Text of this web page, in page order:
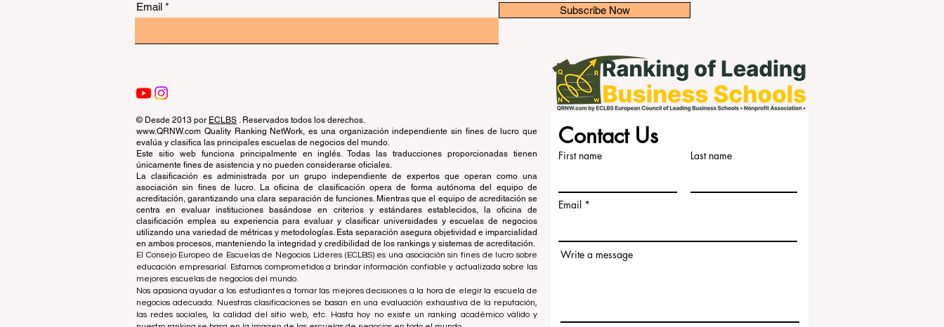
Email Subscribe Now
© Desde 2013 por ECLBS . Reservados todos los derechos.
www.QRNW.com Quality Ranking NetWork, es una organización independiente sin fines de lucro que
evalúa y clasifica las principales escuelas de negocios del mundo.
Este sitio web funciona principalmente en inglés. Todas las traducciones proporcionadas tienen
únicamente fines de asistencia y no pueden considerarse oficiales.
La clasificación es administrada por un grupo independiente de expertos que operan como una
asociación sin fines de lucro. La oficina de clasificación opera de forma autónoma del equipo de
acreditación, garantizando una clara separación de funciones. Mientras que el equipo de acreditación se
centra en evaluar instituciones basándose en criterios y estándares establecidos, la oficina de
clasificación emplea su experiencia para evaluar y clasificar universidades y escuelas de negocios
utilizando una variedad de métricas y metodologías. Esta separación asegura objetividad e imparcialidad
en ambos procesos, manteniendo la integridad y credibilidad de los rankings y sistemas de acreditación.
El Consejo Europeo de Escuelas de Negocios Líderes (ECLBS) es una asociación sin fines de lucro sobre
educación empresarial. Estamos comprometidos a brindar información confiable y actualizada sobre las
mejores escuelas de negocios del mundo.
Nos apasiona ayudar a los estudiantes a tomar las mejores decisiones a la hora de elegir la escuela de
negocios adecuada. Nuestras clasificaciones se basan en una evaluación exhaustiva de la reputación,
las redes sociales, la calidad del sitio web, etc. Hasta hoy no existe un ranking académico válido y
Contact Us
First name Last name
Email
Write a message